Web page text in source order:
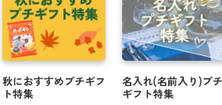
秋におすすめプチギフ
ト特集
名入れ(名前入り)プチ
ギフト特集